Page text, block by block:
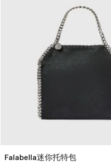
Falabella迷你托特包